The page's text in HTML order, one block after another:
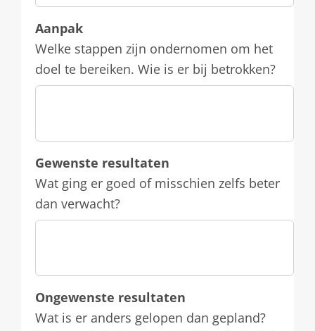
Aanpak
Welke stappen zijn ondernomen om het
doel te bereiken. Wie is er bij betrokken?
Gewenste resultaten
Wat ging er goed of misschien zelfs beter
dan verwacht?
Ongewenste resultaten
Wat is er anders gelopen dan gepland?